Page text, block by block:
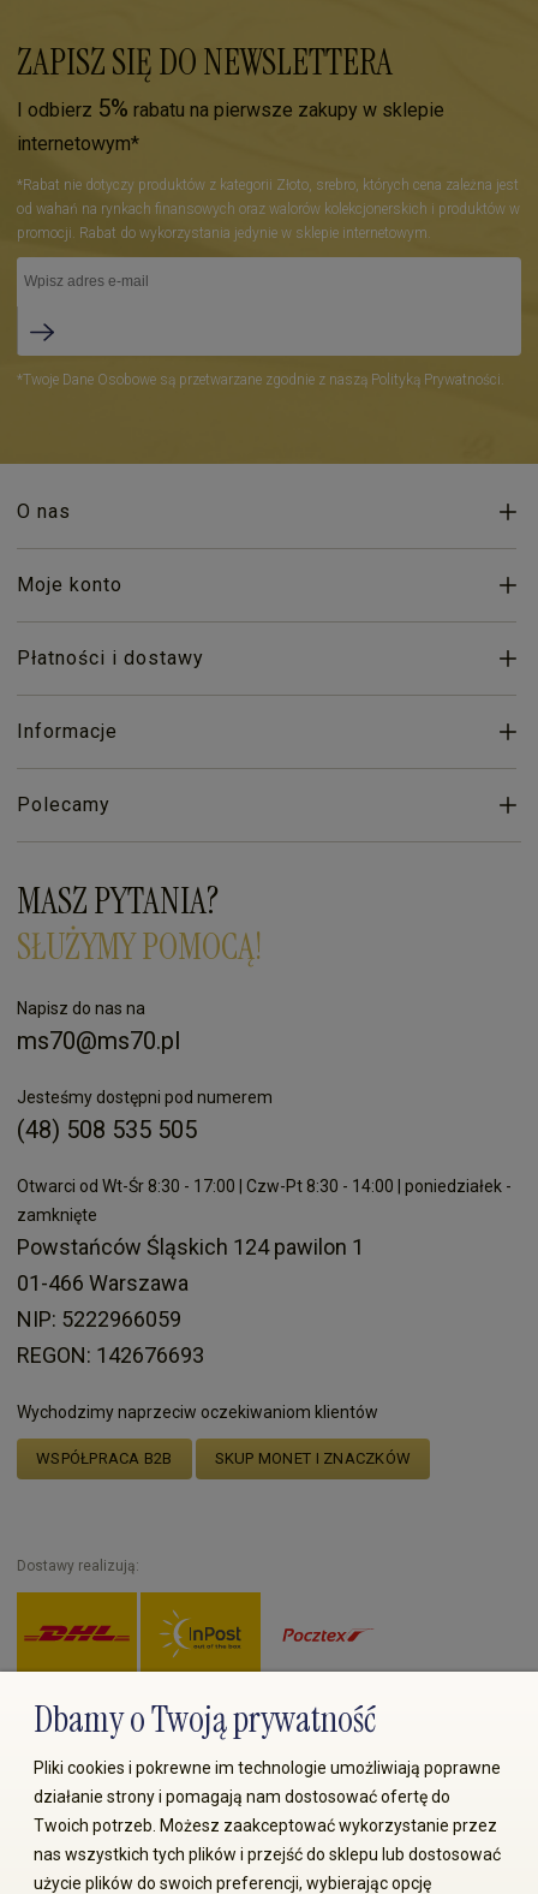
ZAPISZ SIĘ DO NEWSLETTERA
I odbierz 5% rabatu na pierwsze zakupy w sklepie
internetowym*
*Rabat nie dotyczy produktów z kategorii Złoto, srebro, których cena zależna jest
od wahań na rynkach finansowych oraz walorów kolekcjonerskich i produktów w
promocji. Rabat do wykorzystania jedynie w sklepie internetowym.
*Twoje Dane Osobowe są przetwarzane zgodnie z naszą Polityką Prywatności.
O nas
Moje konto
Płatności i dostawy
Informacje
Polecamy
MASZ PYTANIA?
SŁUŻYMY POMOCĄ!
Napisz do nas na
ms70@ms70.pl
Jesteśmy dostępni pod numerem
(48) 508 535 505
Otwarci od Wt-Śr 8:30 - 17:00 | Czw-Pt 8:30 - 14:00 | poniedziałek -
zamknięte
Powstańców Śląskich 124 pawilon 1
01-466 Warszawa
NIP: 5222966059
REGON: 142676693
Wychodzimy naprzeciw oczekiwaniom klientów
WSPÓŁPRACA B2B SKUP MONET I ZNACZKÓW
Dostawy realizują:
Zapłać przez:
Dbamy o Twoją prywatność
Pliki cookies i pokrewne im technologie umożliwiają poprawne
działanie strony i pomagają nam dostosować ofertę do
Twoich potrzeb. Możesz zaakceptować wykorzystanie przez
nas wszystkich tych plików i przejść do sklepu lub dostosować
użycie plików do swoich preferencji, wybierając opcję